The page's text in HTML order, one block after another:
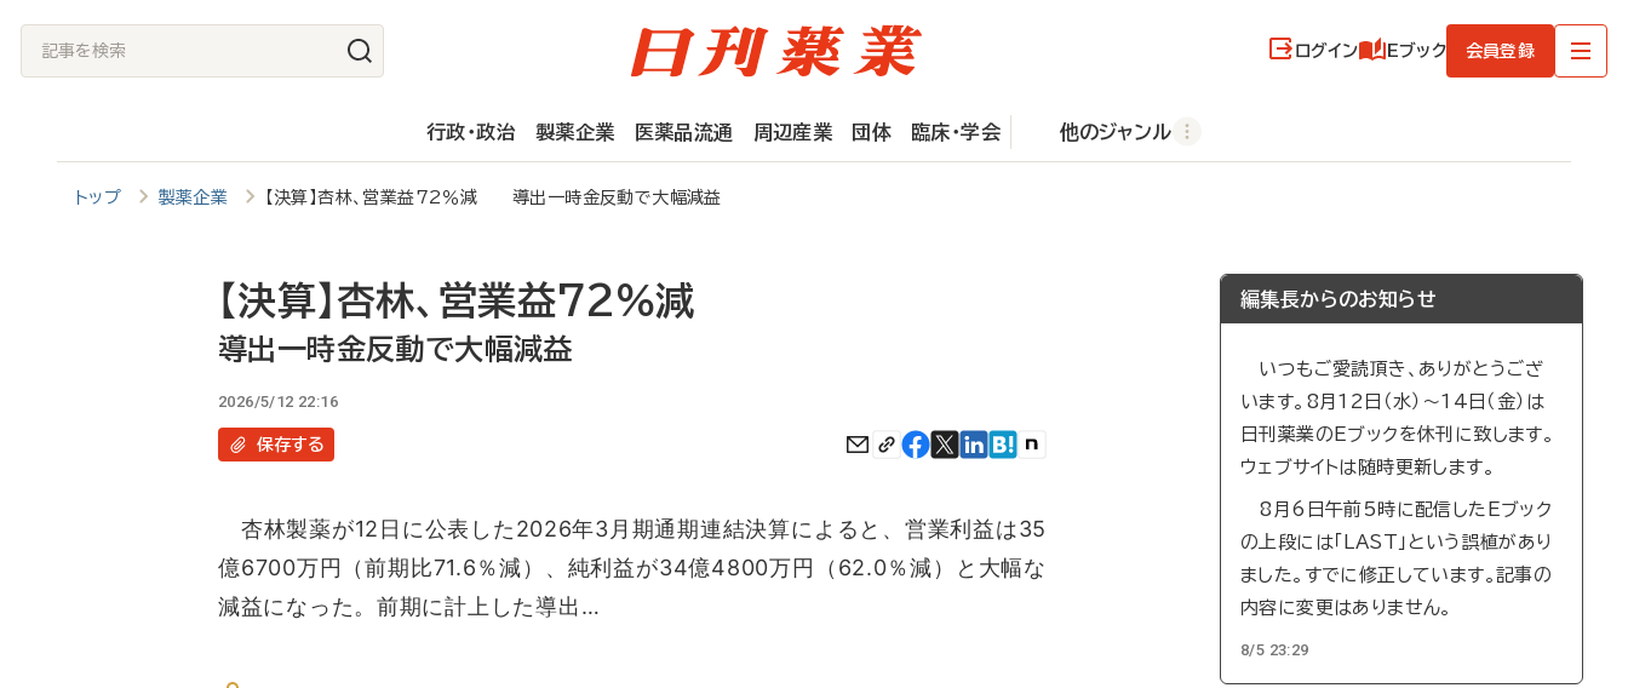
記
事
ログイン Eブック 会員登録
行政・政治 製薬企業 医薬品流通 周辺産業 団体 臨床・学会 他のジャンル
トップ 製薬企業 【決算】杏林、営業益72％減 導出一時金反動で大幅減益
【決算】杏林、営業益72％減
導出一時金反動で大幅減益
2026/5/12 22:16
保存する
杏林製薬が12日に公表した2026年3月期通期連結決算によると、営業利益は35
億6700万円（前期比71.6％減）、純利益が34億4800万円（62.0％減）と大幅な
減益になった。前期に計上した導出…
編集長からのお知らせ
いつもご愛読頂き、ありがとうござ
います。8月12日（水）～14日（金）は
日刊薬業のEブックを休刊に致します。
ウェブサイトは随時更新します。
8月6日午前5時に配信したEブック
の上段には「LAST」という誤植があり
ました。すでに修正しています。記事の
内容に変更はありません。
8/5 23:29